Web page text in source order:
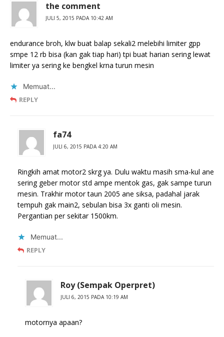
the comment
JULI 5, 2015 PADA 10:42 AM
endurance broh, klw buat balap sekali2 melebihi limiter gpp
smpe 12 rb bisa (kan gak tiap hari) tpi buat harian sering lewat
limiter ya sering ke bengkel krna turun mesin
Memuat...
REPLY
fa74
JULI 6, 2015 PADA 4:20 AM
Ringkih amat motor2 skrg ya. Dulu waktu masih sma-kul ane
sering geber motor std ampe mentok gas, gak sampe turun
mesin. Trakhir motor taun 2005 ane siksa, padahal jarak
tempuh gak main2, sebulan bisa 3x ganti oli mesin.
Pergantian per sekitar 1500km.
Memuat...
REPLY
Roy (Sempak Operpret)
JULI 6, 2015 PADA 10:19 AM
motornya apaan?